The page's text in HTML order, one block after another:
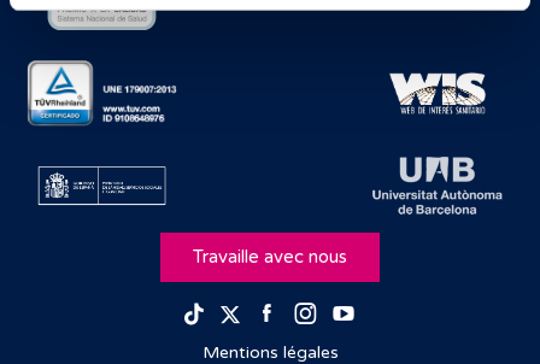
Travaille avec nous
TikTokTwitterFacebook
Instagram
Mentions légales